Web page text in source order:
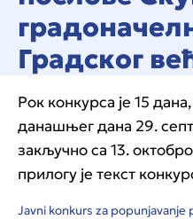
Градског
Рок конкурса је 15
данашњег дана 29.
закључно са 13.
прилогу је текст
Javni konkurs za popunjavanje